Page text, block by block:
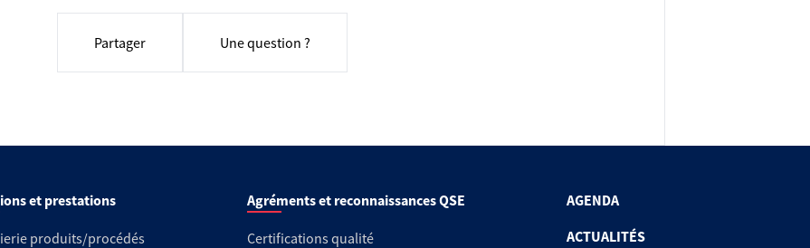
Partager Une question ?
et prestations
produits/procédés
Agréments et reconnaissances QSE
Certifications qualité
AGENDA
ACTUALITÉS